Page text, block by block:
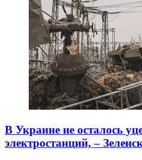
В Украине не осталось
электростанций, –